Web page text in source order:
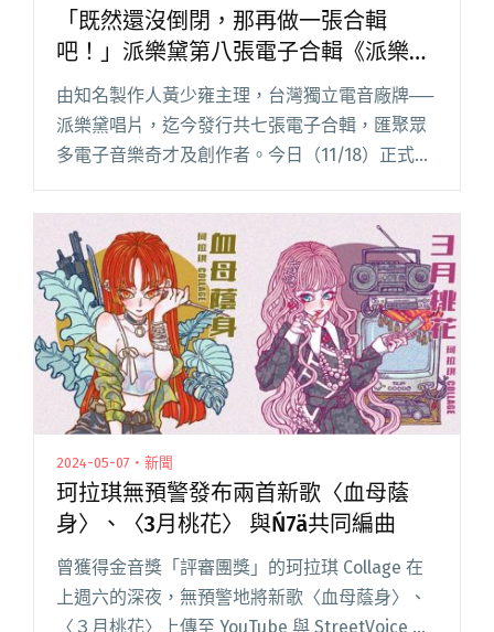
「既然還沒倒閉，那再做一張合輯
吧！」派樂黛第八張電子合輯《派樂黛
G8 二元對立》正式發行
由知名製作人黃少雍主理，台灣獨立電音廠牌──
派樂黛唱片，迄今發行共七張電子合輯，匯聚眾
多電子音樂奇才及創作者。今日（11/18）正式發
首歌曲，以電音製作人為首，邀請樂團、唱作歌
手與演奏界各路好手閱讀全文 "「既然還沒倒
閉，那再做一張合輯吧！」派樂黛第八張電子合
輯《派樂黛 G8 二元對立》正式發行"
2024-05-07・新聞
珂拉琪無預警發布兩首新歌〈血母蔭
身〉、〈3月桃花〉 與Ń7ä共同編曲
曾獲得金音獎「評審團獎」的珂拉琪 Collage 在
上週六的深夜，無預警地將新歌〈血母蔭身〉、
〈３月桃花〉上傳至 YouTube 與 StreetVoice 街